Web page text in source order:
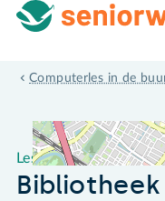
Computerles in de
Leslocatie Bibliotheek
Leslocatie